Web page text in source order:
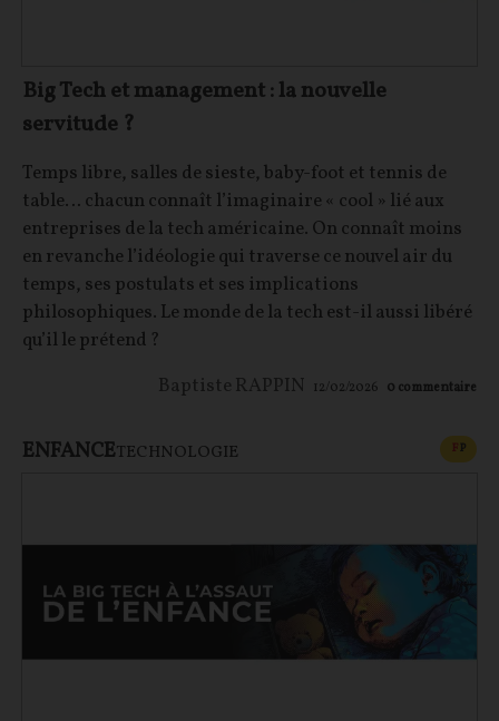
Big Tech et management : la nouvelle
servitude ?
Temps libre, salles de sieste, baby-foot et tennis de
table… chacun connaît l’imaginaire « cool » lié aux
entreprises de la tech américaine. On connaît moins
en revanche l’idéologie qui traverse ce nouvel air du
temps, ses postulats et ses implications
philosophiques. Le monde de la tech est-il aussi libéré
qu’il le prétend ?
Baptiste RAPPIN 12/02/2026 0 commentaire
ENFANCETECHNOLOGIE FP